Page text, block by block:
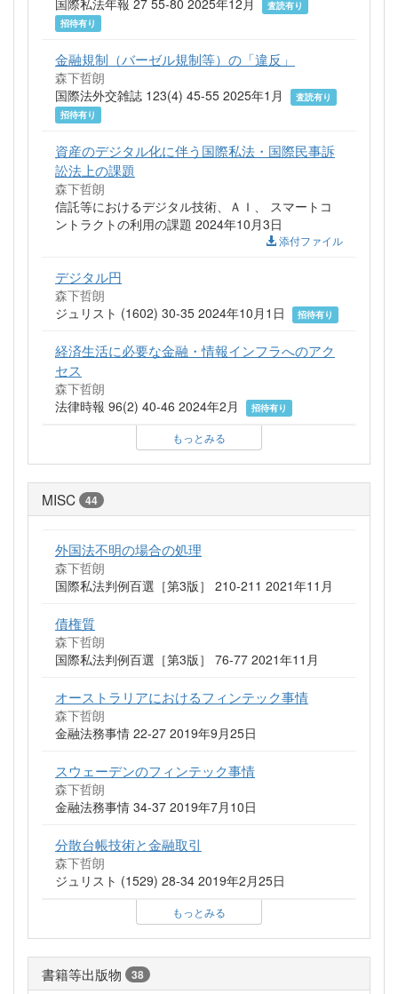
国際私法年報 27 55-80 2025年12月
査読有り
招待有り
金融規制（バーゼル規制等）の「違反」
森下哲朗
国際法外交雑誌 123(4) 45-55 2025年1月
査読有り
招待有り
資産のデジタル化に伴う国際私法・国際民事訴
訟法上の課題
森下哲朗
信託等におけるデジタル技術、ＡＩ、 スマートコ
ントラクトの利用の課題 2024年10月3日
添付ファイル
デジタル円
森下哲朗
ジュリスト (1602) 30-35 2024年10月1日
招待有り
経済生活に必要な金融・情報インフラへのアク
セス
森下哲朗
法律時報 96(2) 40-46 2024年2月
招待有り
もっとみる
MISC 44
外国法不明の場合の処理
森下哲朗
国際私法判例百選［第3版］ 210-211 2021年11月
債権質
森下哲朗
国際私法判例百選［第3版］ 76-77 2021年11月
オーストラリアにおけるフィンテック事情
森下哲朗
金融法務事情 22-27 2019年9月25日
スウェーデンのフィンテック事情
森下哲朗
金融法務事情 34-37 2019年7月10日
分散台帳技術と金融取引
森下哲朗
ジュリスト (1529) 28-34 2019年2月25日
もっとみる
書籍等出版物 38